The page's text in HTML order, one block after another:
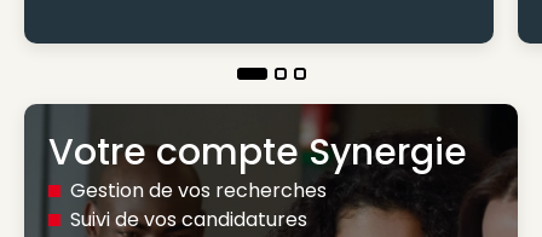
Votre compte Synergie
Gestion de vos recherches
Suivi de vos candidatures